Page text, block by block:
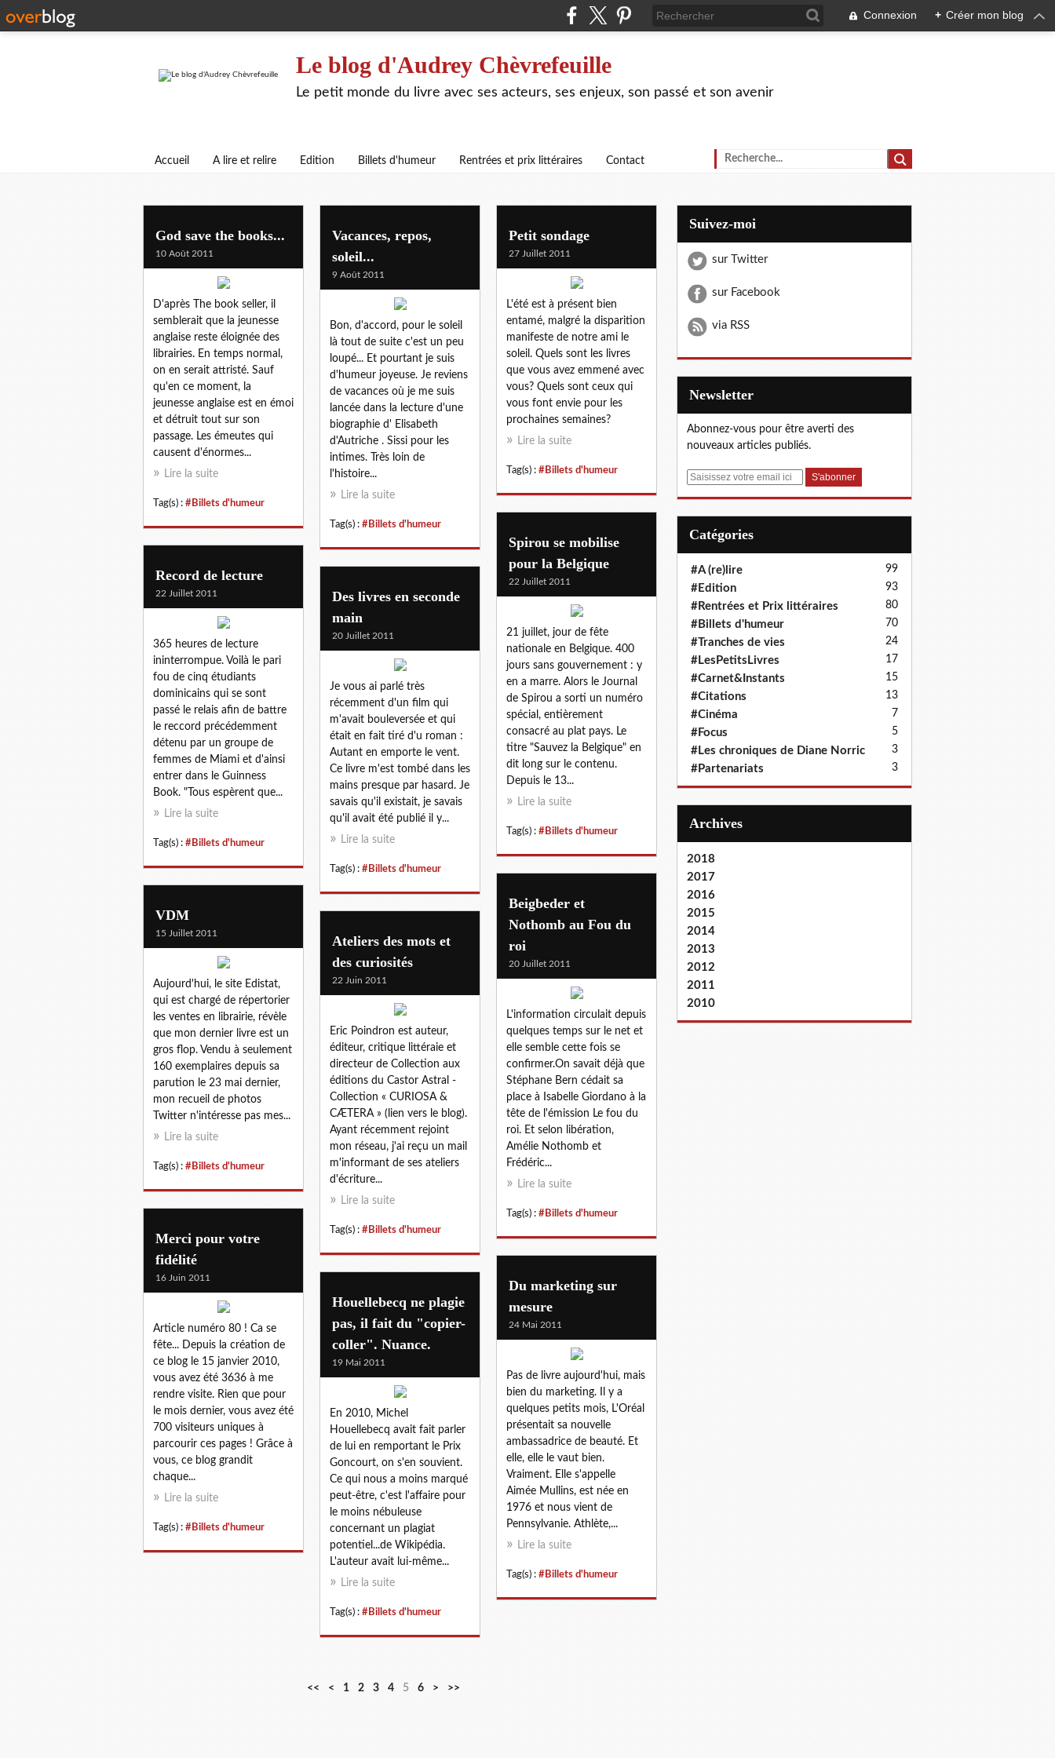
Connexion + Créer mon blog
Le blog d'Audrey Chèvrefeuille
Le petit monde du livre avec ses acteurs, ses enjeux, son passé et son avenir
Accueil A lire et relire Edition Billets d'humeur Rentrées et prix littéraires Contact
billets d'humeur
God save the books...
10 Août 2011
D'après The book seller, il
semblerait que la jeunesse
anglaise reste éloignée des
librairies. En temps normal,
on en serait attristé. Sauf
qu'en ce moment, la
jeunesse anglaise est en émoi
et détruit tout sur son
passage. Les émeutes qui
causent d'énormes...
Lire la suite
Tag(s) : #Billets d'humeur
Vacances, repos,
soleil...
9 Août 2011
Bon, d'accord, pour le soleil
là tout de suite c'est un peu
loupé... Et pourtant je suis
d'humeur joyeuse. Je reviens
de vacances où je me suis
lancée dans la lecture d'une
biographie d' Elisabeth
d'Autriche . Sissi pour les
intimes. Très loin de
l'histoire...
Lire la suite
Tag(s) : #Billets d'humeur
Petit sondage
27 Juillet 2011
L'été est à présent bien
entamé, malgré la disparition
manifeste de notre ami le
soleil. Quels sont les livres
que vous avez emmené avec
vous? Quels sont ceux qui
vous font envie pour les
prochaines semaines?
Lire la suite
Tag(s) : #Billets d'humeur
Spirou se mobilise
pour la Belgique
22 Juillet 2011
21 juillet, jour de fête
nationale en Belgique. 400
jours sans gouvernement : y
en a marre. Alors le Journal
de Spirou a sorti un numéro
spécial, entièrement
consacré au plat pays. Le
titre "Sauvez la Belgique" en
dit long sur le contenu.
Depuis le 13...
Lire la suite
Tag(s) : #Billets d'humeur
Record de lecture
22 Juillet 2011
365 heures de lecture
ininterrompue. Voilà le pari
fou de cinq étudiants
dominicains qui se sont
passé le relais afin de battre
le reccord précédemment
détenu par un groupe de
femmes de Miami et d'ainsi
entrer dans le Guinness
Book. "Tous espèrent que...
Lire la suite
Tag(s) : #Billets d'humeur
Des livres en seconde
main
20 Juillet 2011
Je vous ai parlé très
récemment d'un film qui
m'avait bouleversée et qui
était en fait tiré d'u roman :
Autant en emporte le vent.
Ce livre m'est tombé dans les
mains presque par hasard. Je
savais qu'il existait, je savais
qu'il avait été publié il y...
Lire la suite
Tag(s) : #Billets d'humeur
Beigbeder et
Nothomb au Fou du
roi
20 Juillet 2011
L'information circulait depuis
quelques temps sur le net et
elle semble cette fois se
confirmer.On savait déjà que
Stéphane Bern cédait sa
place à Isabelle Giordano à la
tête de l'émission Le fou du
roi. Et selon libération,
Amélie Nothomb et
Frédéric...
Lire la suite
Tag(s) : #Billets d'humeur
VDM
15 Juillet 2011
Aujourd'hui, le site Edistat,
qui est chargé de répertorier
les ventes en librairie, révèle
que mon dernier livre est un
gros flop. Vendu à seulement
160 exemplaires depuis sa
parution le 23 mai dernier,
mon recueil de photos
Twitter n'intéresse pas mes...
Lire la suite
Tag(s) : #Billets d'humeur
Ateliers des mots et
des curiosités
22 Juin 2011
Eric Poindron est auteur,
éditeur, critique littéraie et
directeur de Collection aux
éditions du Castor Astral -
Collection « CURIOSA &
CÆTERA » (lien vers le blog).
Ayant récemment rejoint
mon réseau, j'ai reçu un mail
m'informant de ses ateliers
d'écriture...
Lire la suite
Tag(s) : #Billets d'humeur
Merci pour votre
fidélité
16 Juin 2011
Article numéro 80 ! Ca se
fête... Depuis la création de
ce blog le 15 janvier 2010,
vous avez été 3636 à me
rendre visite. Rien que pour
le mois dernier, vous avez été
700 visiteurs uniques à
parcourir ces pages ! Grâce à
vous, ce blog grandit
chaque...
Lire la suite
Tag(s) : #Billets d'humeur
Du marketing sur
mesure
24 Mai 2011
Pas de livre aujourd'hui, mais
bien du marketing. Il y a
quelques petits mois, L'Oréal
présentait sa nouvelle
ambassadrice de beauté. Et
elle, elle le vaut bien.
Vraiment. Elle s'appelle
Aimée Mullins, est née en
1976 et nous vient de
Pennsylvanie. Athlète,...
Lire la suite
Tag(s) : #Billets d'humeur
Houellebecq ne plagie
pas, il fait du "copier-
coller". Nuance.
19 Mai 2011
En 2010, Michel
Houellebecq avait fait parler
de lui en remportant le Prix
Goncourt, on s'en souvient.
Ce qui nous a moins marqué
peut-être, c'est l'affaire pour
le moins nébuleuse
concernant un plagiat
potentiel...de Wikipédia.
L'auteur avait lui-même...
Lire la suite
Tag(s) : #Billets d'humeur
<< < 1 2 3 4 5 6 > >>
Suivez-moi
sur Twitter
sur Facebook
via RSS
Newsletter
Abonnez-vous pour être averti des
nouveaux articles publiés.
E
Catégories
#A (re)lire 99
#Edition 93
#Rentrées et Prix littéraires 80
#Billets d'humeur 70
#Tranches de vies 24
#LesPetitsLivres 17
#Carnet&Instants 15
#Citations 13
#Cinéma 7
#Focus 5
#Les chroniques de Diane Norric 3
#Partenariats 3
Archives
2018
2017
2016
2015
2014
2013
2012
2011
2010